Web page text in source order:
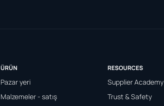
ÜRÜN
Pazar yeri
Malzemeler - satış
RESOURCES
Supplier Academy
Trust & Safety